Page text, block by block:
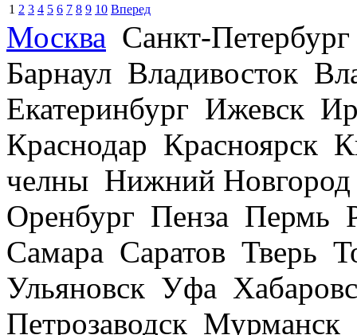
1 2 3 4 5 6 7 8 9 10 Вперед
Москва Санкт-
Барнаул Владивосток
Екатеринбург Ижевск
Краснодар Красноярск
челны Нижний
Оренбург Пенза Пермь
Самара Саратов Тверь
Ульяновск Уфа
Петрозаводск Мурманск